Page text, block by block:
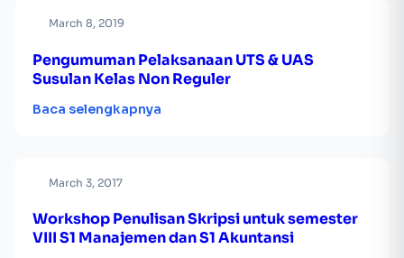
March 8, 2019
Pengumuman Pelaksanaan UTS & UAS
Susulan Kelas Non Reguler
Baca selengkapnya
March 3, 2017
Workshop Penulisan Skripsi untuk semester
VIII S1 Manajemen dan S1 Akuntansi